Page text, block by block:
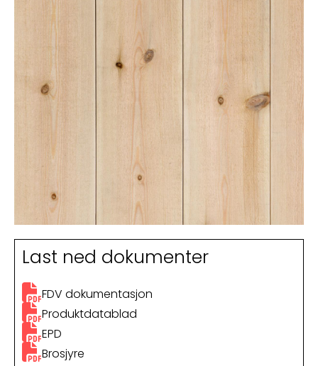
Last ned dokumenter
FDV dokumentasjon
Produktdatablad
EPD
Brosjyre